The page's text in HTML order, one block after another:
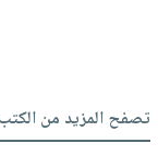
تصفح المزيد من